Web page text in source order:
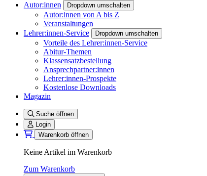
Autor:innen
Dropdown umschalten
Autor:innen von A bis Z
Veranstaltungen
Lehrer:innen-Service
Dropdown umschalten
Vorteile des Lehrer:innen-Service
Abitur-Themen
Klassensatzbestellung
Ansprechpartner:innen
Lehrer:innen-Prospekte
Kostenlose Downloads
Magazin
Suche öffnen
Login
Warenkorb öffnen
Keine Artikel im Warenkorb
Zum Warenkorb